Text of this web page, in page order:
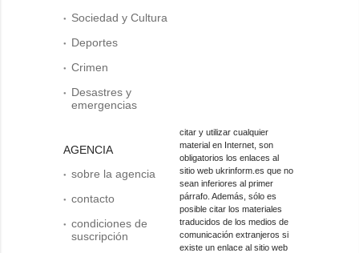
Sociedad y Cultura
Deportes
Crimen
Desastres y
emergencias
AGENCIA
sobre la agencia
contacto
condiciones de
suscripción
citar y utilizar cualquier
material en Internet, son
obligatorios los enlaces al
sitio web ukrinform.es que no
sean inferiores al primer
párrafo. Además, sólo es
posible citar los materiales
traducidos de los medios de
comunicación extranjeros si
existe un enlace al sitio web